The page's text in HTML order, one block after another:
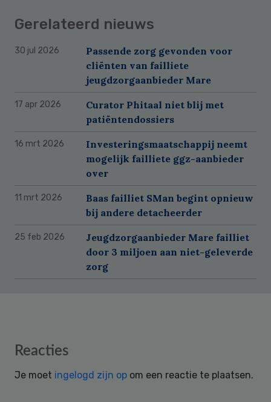
Gerelateerd nieuws
30 jul 2026
Passende zorg gevonden voor
cliënten van failliete
jeugdzorgaanbieder Mare
17 apr 2026
Curator Phitaal niet blij met
patiëntendossiers
16 mrt 2026
Investeringsmaatschappij neemt
mogelijk failliete ggz-aanbieder
over
11 mrt 2026
Baas failliet SMan begint opnieuw
bij andere detacheerder
25 feb 2026
Jeugdzorgaanbieder Mare failliet
door 3 miljoen aan niet-geleverde
zorg
Reader
Reacties
Je moet ingelogd zijn op om een reactie te plaatsen.